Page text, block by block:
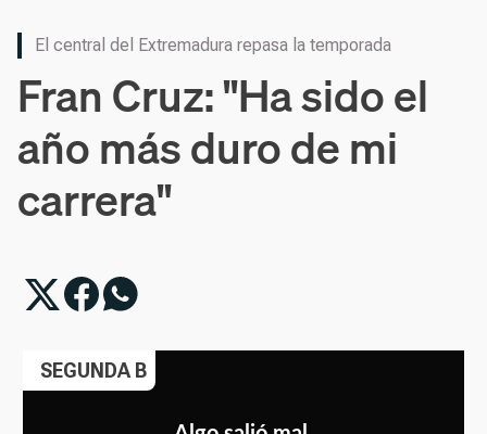
El central del Extremadura repasa la temporada
Fran Cruz: "Ha sido el
año más duro de mi
carrera"
SEGUNDA B